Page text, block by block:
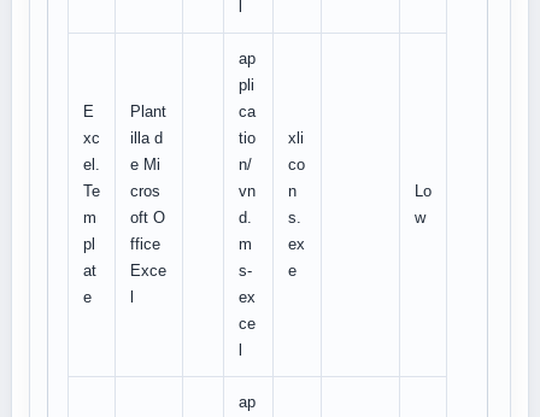
E
xc
el.
Te
m
pl
at
e
Plant
illa d
e Mi
cros
oft O
ffice
Exce
ap
pli
ca
tio
n/
vn
d.
m
s-
ex
ce
xli
co
n
s.
ex
e
Lo
w
ap